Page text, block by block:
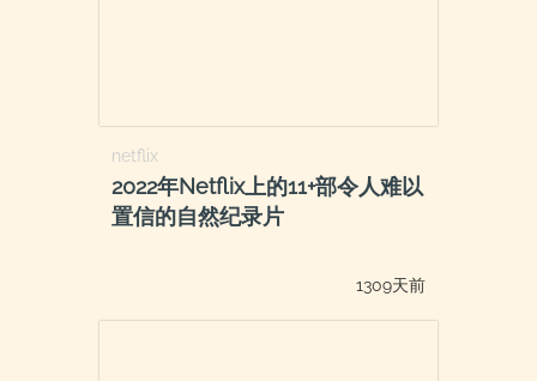
netflix
2022年Netflix上的11+部令人难以
置信的自然纪录片
1309天前